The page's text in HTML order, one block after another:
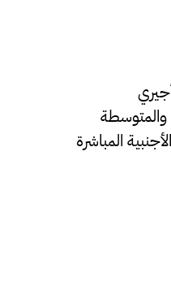
والمتوسطة
المباشرة